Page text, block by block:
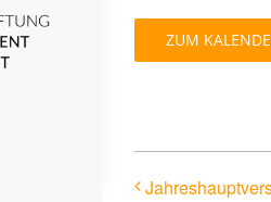
ZUM